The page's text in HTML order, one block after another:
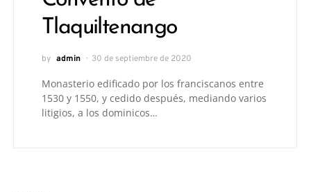
Tlaquiltenango
by admin 30 de septiembre de 2020
Monasterio edificado por los franciscanos entre
1530 y 1550, y cedido después, mediando varios
litigios, a los dominicos…